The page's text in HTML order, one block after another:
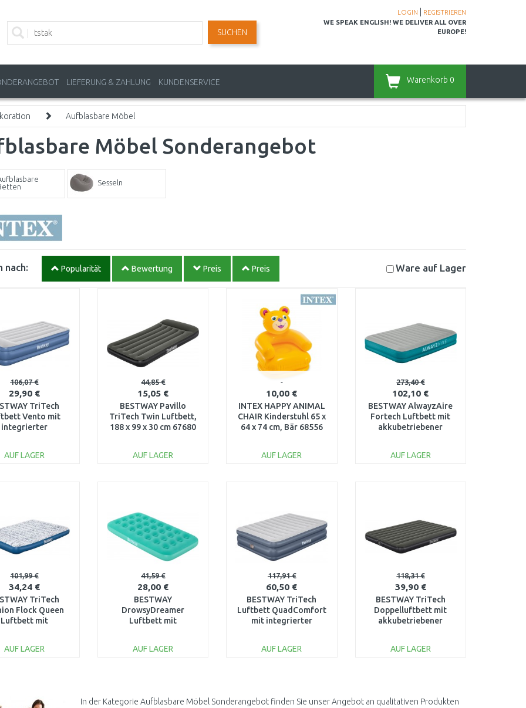
LOGIN
REGISTRIEREN
WE SPEAK ENGLISH! WE DELIVER ALL OVER
EUROPE!
SUCHEN
LIEFERUNG & ZAHLUNG KUNDENSERVICE Warenkorb 0
Aufblasbare Möbel
Möbel Sonderangebot
Sesseln
nach: Popularität Bewertung Preis Preis Ware auf Lager
106,07 €
29,90 €
TriTech
Vento mit
integrierter
AUF LAGER
44,85 €
15,05 €
BESTWAY Pavillo
TriTech Twin Luftbett,
188 x 99 x 30 cm 67680
AUF LAGER
10,00 €
INTEX HAPPY ANIMAL
CHAIR Kinderstuhl 65 x
64 x 74 cm, Bär 68556
AUF LAGER
273,40 €
102,10 €
BESTWAY AlwayzAire
Fortech Luftbett mit
akkubetriebener
AUF LAGER
101,99 €
34,24 €
TriTech
Flock Queen
Luftbett mit
AUF LAGER
41,59 €
28,00 €
BESTWAY
DrowsyDreamer
Luftbett mit
AUF LAGER
Vergleichen
117,91 €
60,50 €
BESTWAY TriTech
Luftbett QuadComfort
mit integrierter
AUF LAGER
Vergleichen
118,31 €
39,90 €
BESTWAY TriTech
Doppelluftbett mit
akkubetriebener
AUF LAGER
In der Kategorie Aufblasbare Möbel Sonderangebot finden Sie unser Angebot an qualitativen Produkten